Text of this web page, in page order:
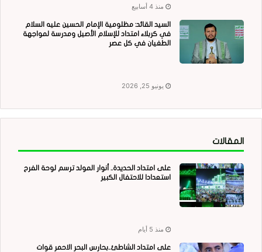
منذ 4 أسابيع
السيد القائد: مظلومية الإمام الحسين عليه السلام
في كربلاء امتداد للإسلام الأصيل ومدرسة لمواجهة
الطغيان في كل عصر
يونيو 25, 2026
المقالات
على امتداد الحديدة.. أنوار المولد ترسم لوحة الفرح
استعدادا للاحتفال الكبير
منذ 5 أيام
على امتداد الشاطئ..بحارس البحر الاحمر قوات